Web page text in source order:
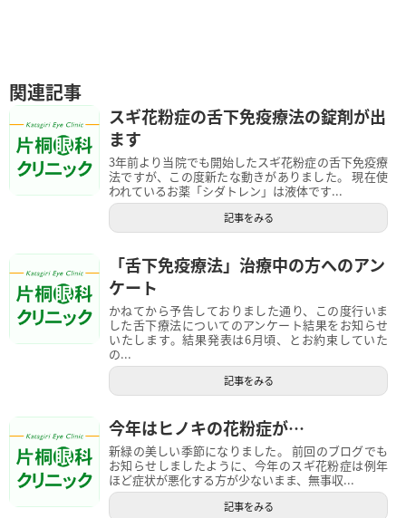
関連記事
スギ花粉症の舌下免疫療法の錠剤が出
ます
3年前より当院でも開始したスギ花粉症の舌下免疫療
法ですが、この度新たな動きがありました。 現在使
われているお薬「シダトレン」は液体です...
記事をみる
「舌下免疫療法」治療中の方へのアン
ケート
かねてから予告しておりました通り、この度行いま
した舌下療法についてのアンケート結果をお知らせ
いたします。結果発表は6月頃、とお約束していた
の...
記事をみる
今年はヒノキの花粉症が…
新緑の美しい季節になりました。 前回のブログでも
お知らせしましたように、今年のスギ花粉症は例年
ほど症状が悪化する方が少ないまま、無事収...
記事をみる